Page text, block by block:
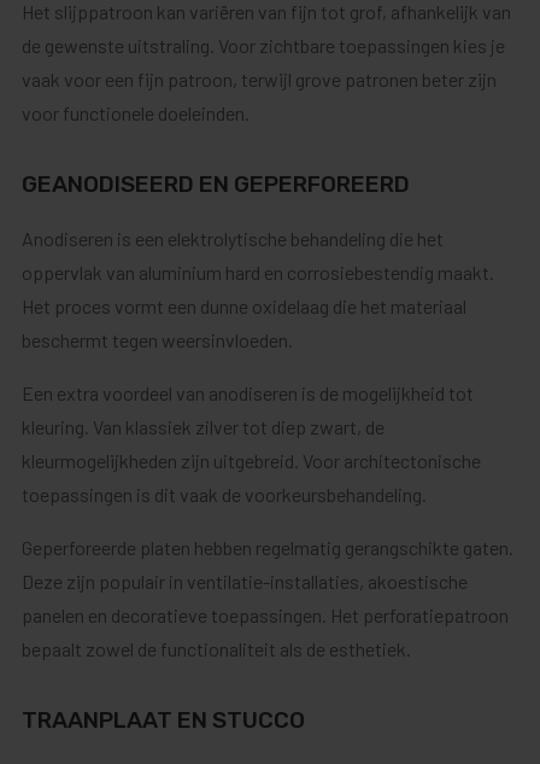
Het slijppatroon kan variëren van fijn tot grof, afhankelijk van
de gewenste uitstraling. Voor zichtbare toepassingen kies je
vaak voor een fijn patroon, terwijl grove patronen beter zijn
voor functionele doeleinden.
GEANODISEERD EN GEPERFOREERD
Anodiseren is een elektrolytische behandeling die het
oppervlak van aluminium hard en corrosiebestendig maakt.
Het proces vormt een dunne oxidelaag die het materiaal
beschermt tegen weersinvloeden.
Een extra voordeel van anodiseren is de mogelijkheid tot
kleuring. Van klassiek zilver tot diep zwart, de
kleurmogelijkheden zijn uitgebreid. Voor architectonische
toepassingen is dit vaak de voorkeursbehandeling.
Geperforeerde platen hebben regelmatig gerangschikte gaten.
Deze zijn populair in ventilatie-installaties, akoestische
panelen en decoratieve toepassingen. Het perforatiepatroon
bepaalt zowel de functionaliteit als de esthetiek.
TRAANPLAAT EN STUCCO